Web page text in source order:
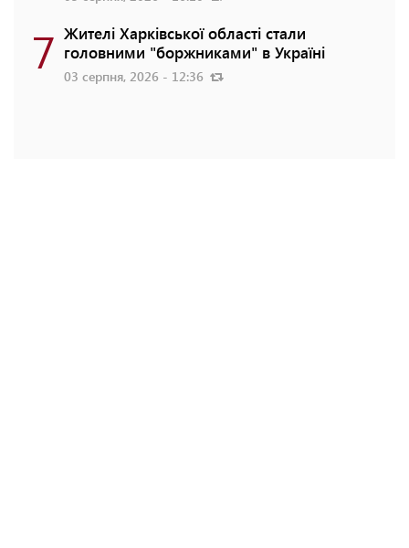
7 Жителі Харківської області стали
головними "боржниками" в Україні
03 серпня, 2026 - 12:36